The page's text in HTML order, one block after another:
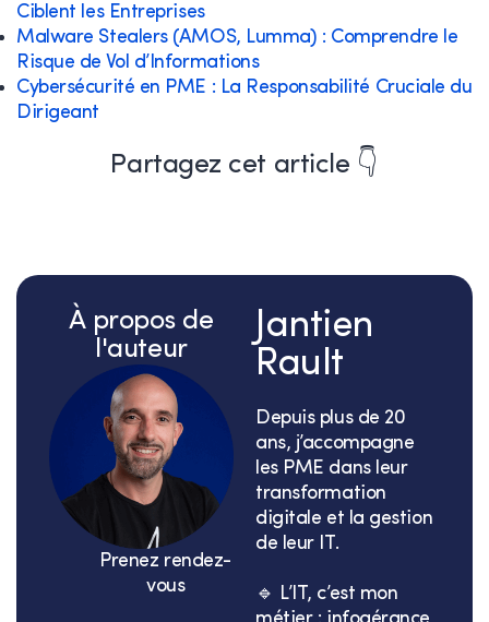
Ciblent les Entreprises
Malware Stealers (AMOS, Lumma) : Comprendre le
Risque de Vol d’Informations
Cybersécurité en PME : La Responsabilité Cruciale du
Dirigeant
Partagez cet article 👇
À propos de
l'auteur
Prenez rendez-
vous
Jantien
Rault
Depuis plus de 20
ans, j’accompagne
les PME dans leur
transformation
digitale et la gestion
de leur IT.
🔹 L’IT, c’est mon